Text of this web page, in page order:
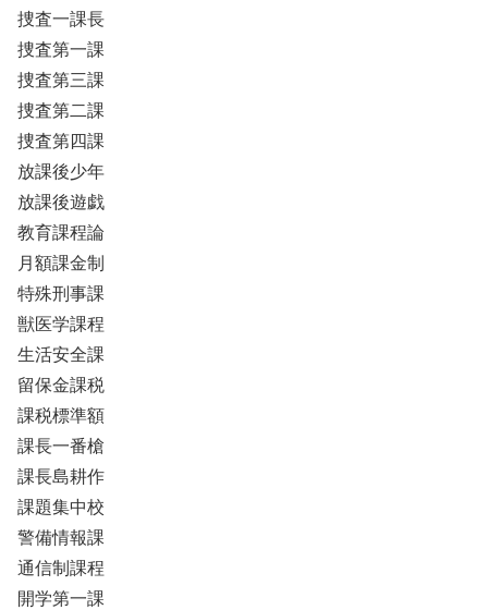
捜査一課長
捜査第一課
捜査第三課
捜査第二課
捜査第四課
放課後少年
放課後遊戯
教育課程論
月額課金制
特殊刑事課
獣医学課程
生活安全課
留保金課税
課税標準額
課長一番槍
課長島耕作
課題集中校
警備情報課
通信制課程
開学第一課